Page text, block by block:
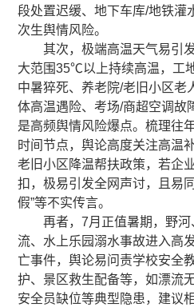
段处置迟缓、地下车库/地铁灌
次生舆情风险。
其次，极端高温天气易引
大范围35℃以上持续高温，工
中暑猝死、养老院/老旧小区老
体高温遇险、考场/商超空调故
是高频舆情风险爆点。梳理往
时间节点，舆论高度关注高温
老旧小区降温帮扶政策，若企
扣，极易引发全网声讨，且易
假”等不实传言。
再者，7月正值暑期，野
流、水上乐园溺水事故进入高
亡事件，舆论易问责学校安全
护、景区救生配备等，如漂流
安全员缺位等典型隐患，建议